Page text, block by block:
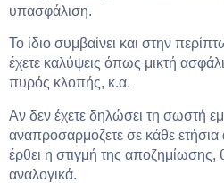
υπασφάλιση.
Το ίδιο συμβαίνει και στην
έχετε καλύψεις όπως μικτή
πυρός κλοπής, κ.α.
Αν δεν έχετε δηλώσει τη σωστή
αναπροσαρμόζετε σε κάθε
έρθει η στιγμή της αποζημίωσης,
αναλογικά.